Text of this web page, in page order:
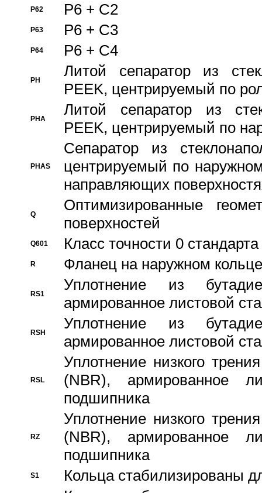
P62 P6 + C2
P63 P6 + C3
P64 P6 + C4
PH
Литой сепаратор из
PEEK, центрируемый по
PHA
Литой сепаратор из
PEEK, центрируемый по
PHAS
Сепаратор из
центрируемый по
направляющих
Q
Оптимизированные
поверхностей
Q601 Класс точности 0
R Фланец на наружном кольце
RS1
Уплотнение из
армированное листовой
RSH
Уплотнение из
армированное листовой
RSL
Уплотнение низкого
(NBR), армированное
подшипника
RZ
Уплотнение низкого
(NBR), армированное
подшипника
S1 Кольца стабилизированы